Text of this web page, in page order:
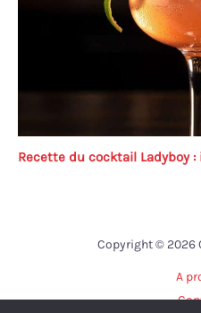
Recette du cocktail Ladyboy
Copyright © 2026
A